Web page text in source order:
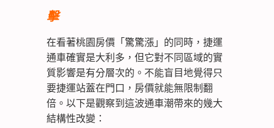
擊
在看著桃園房價「驚驚漲」的同時，捷運
通車確實是大利多，但它對不同區域的實
質影響是有分層次的。不能盲目地覺得只
要捷運站蓋在門口，房價就能無限制翻
倍。以下是觀察到這波通車潮帶來的幾大
結構性改變：